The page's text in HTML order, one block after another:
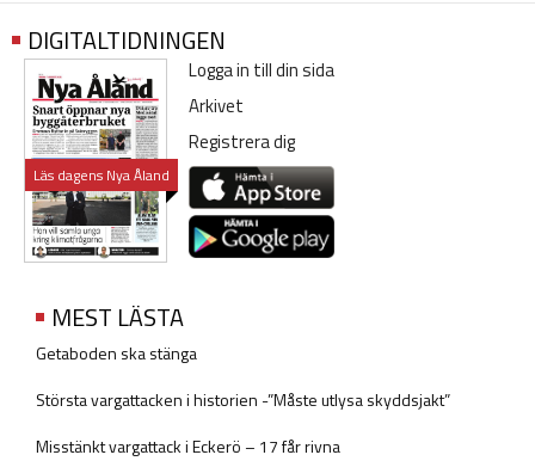
DIGITALTIDNINGEN
Läs dagens Nya Åland
Logga in till din sida
Arkivet
Registrera dig
MEST LÄSTA
Getaboden ska stänga
Största vargattacken i historien -”Måste utlysa skyddsjakt”
Misstänkt vargattack i Eckerö – 17 får rivna